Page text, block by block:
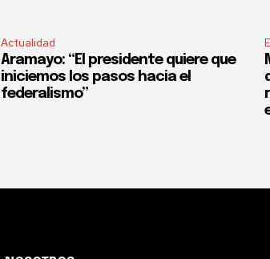
Actualidad
Aramayo: “El presidente quiere que
iniciemos los pasos hacia el
federalismo”